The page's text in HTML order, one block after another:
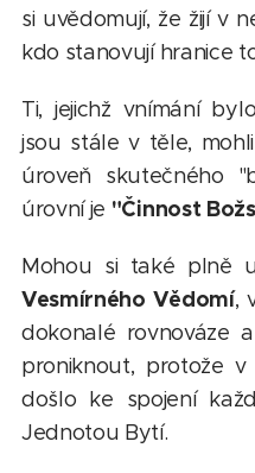
si uvědomují, že žijí v
kdo stanovují hranice
Ti, jejichž vnímání
jsou stále v těle,
úroveň skutečného
úrovní je "Činnost
Mohou si také plně
Vesmírného Vědomí,
dokonalé rovnováze
proniknout, protože
došlo ke spojení
Jednotou Bytí.